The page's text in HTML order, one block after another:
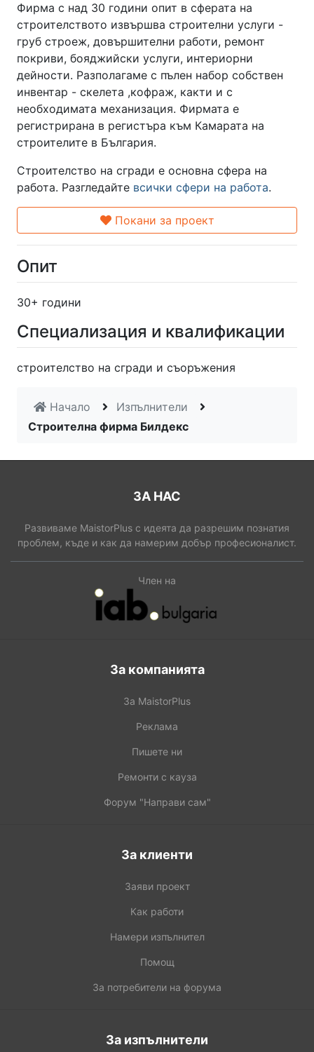
Фирма с над 30 години опит в сферата на
строителството извършва строителни услуги -
груб строеж, довършителни работи, ремонт
покриви, бояджийски услуги, интериорни
дейности. Разполагаме с пълен набор собствен
инвентар - скелета ,кофраж, какти и с
необходимата механизация. Фирмата е
регистрирана в регистъра към Камарата на
строителите в България.
Строителство на сгради е основна сфера на
работа. Разгледайте всички сфери на работа.
Покани за проект
Опит
30+ години
Специализация и квалификации
строителство на сгради и съоръжения
Начало
Изпълнители
Строителна фирма Билдекс
ЗА НАС
Развиваме MaistorPlus с идеята да разрешим познатия
проблем, къде и как да намерим добър професионалист.
Член на
За компанията
За MaistorPlus
Реклама
Пишете ни
Ремонти с кауза
Форум "Направи сам"
За клиенти
Заяви проект
Как работи
Намери изпълнител
Помощ
За потребители на форума
За изпълнители